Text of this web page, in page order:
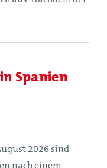
Spanien
2026 sind
nach einem